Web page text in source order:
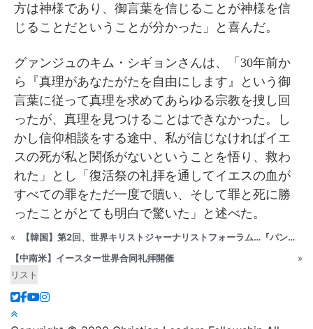
方は神様であり、御言葉を信じることが神様を信
じることだということが分かった」と喜んだ。
グァンジュのキム・シギョンさんは、「30年前か
ら『真理があなたがたを自由にします』という御
言葉に従って真理を求めてあらゆる宗教を捜し回
ったが、真理を見つけることはできなかった。し
かし信仰相談をする途中、私が信じなければイエ
スの死が私と関係がないということを悟り、救わ
れた」とし「復活祭の礼拝を通してイエスの血が
すべての罪をただ一度で贖い、そして罪と死に勝
ったことがとても明白で驚いた」と述べた。
«
【韓国】第2回、世界キリストジャーナリストフォーラム…『パンデミック時代、聖書に戻って信仰の牧会を開かなければならないとき』
【中南米】イースター世界合同礼拝開催
»
リスト